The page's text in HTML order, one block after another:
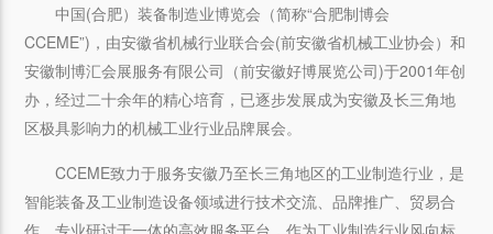
中国(合肥）装备制造业博览会（简称“合肥制博会
CCEME”)，由安徽省机械行业联合会(前安徽省机械工业协会）和
安徽制博汇会展服务有限公司（前安徽好博展览公司)于2001年创
办，经过二十余年的精心培育，已逐步发展成为安徽及长三角地
区极具影响力的机械工业行业品牌展会。
CCEME致力于服务安徽乃至长三角地区的工业制造行业，是
智能装备及工业制造设备领域进行技术交流、品牌推广、贸易合
作、专业研讨于一体的高效服务平台，作为工业制造行业风向标